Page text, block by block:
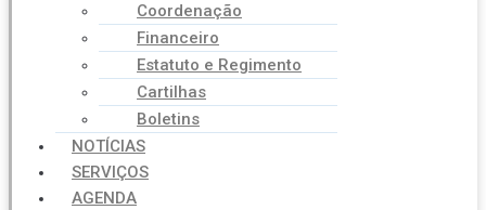
Coordenação
Financeiro
Estatuto e Regimento
Cartilhas
Boletins
NOTÍCIAS
SERVIÇOS
AGENDA